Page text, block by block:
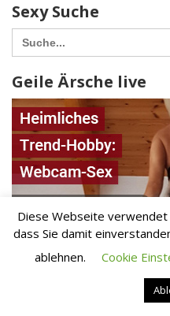
Sexy Suche
Search
for:
Geile Ärsche live
Diese Webseite verwendet
dass Sie damit
ablehnen.
Cookie